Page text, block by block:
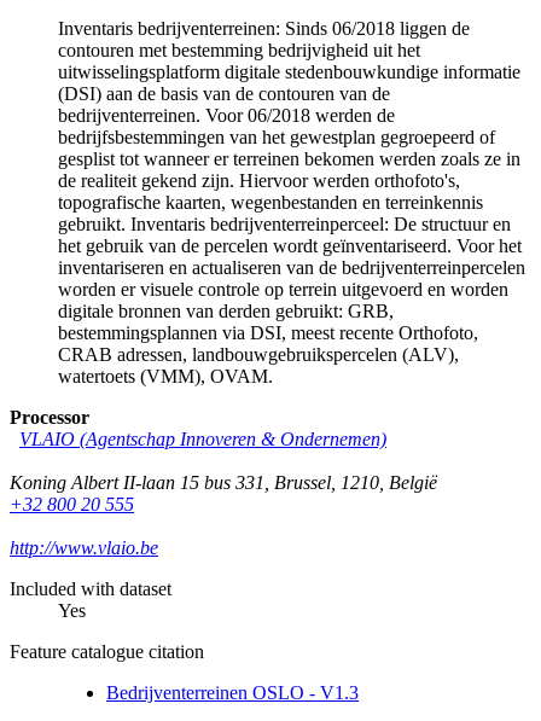
Inventaris bedrijventerreinen: Sinds 06/2018 liggen de
contouren met bestemming bedrijvigheid uit het
uitwisselingsplatform digitale stedenbouwkundige informatie
(DSI) aan de basis van de contouren van de
bedrijventerreinen. Voor 06/2018 werden de
bedrijfsbestemmingen van het gewestplan gegroepeerd of
gesplist tot wanneer er terreinen bekomen werden zoals ze in
de realiteit gekend zijn. Hiervoor werden orthofoto's,
topografische kaarten, wegenbestanden en terreinkennis
gebruikt. Inventaris bedrijventerreinperceel: De structuur en
het gebruik van de percelen wordt geïnventariseerd. Voor het
inventariseren en actualiseren van de bedrijventerreinpercelen
worden er visuele controle op terrein uitgevoerd en worden
digitale bronnen van derden gebruikt: GRB,
bestemmingsplannen via DSI, meest recente Orthofoto,
CRAB adressen, landbouwgebruikspercelen (ALV),
watertoets (VMM), OVAM.
Processor
VLAIO (Agentschap Innoveren & Ondernemen)
Koning Albert II-laan 15 bus 331 Brussel 1210 België
+32 800 20 555
http://www.vlaio.be
Included with dataset
Yes
Feature catalogue citation
Bedrijventerreinen OSLO - V1.3